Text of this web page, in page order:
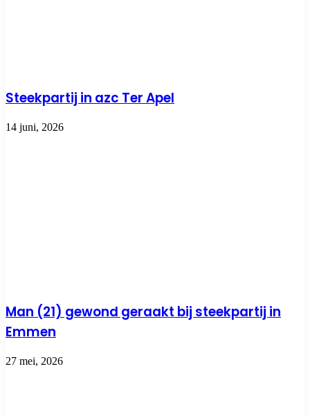
Steekpartij in azc Ter Apel
14 juni, 2026
Man (21) gewond geraakt bij steekpartij in
Emmen
27 mei, 2026